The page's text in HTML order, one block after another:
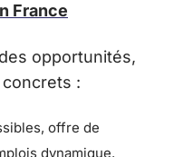
France
opportunités,
:
offre de
dynamique.